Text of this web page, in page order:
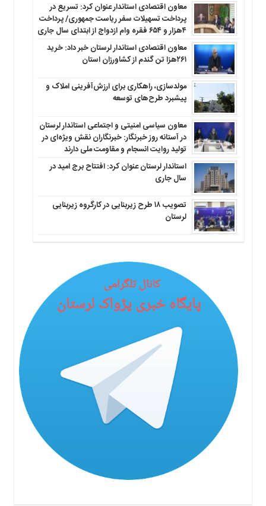
معاون اقتصادی استاندار عنوان کرد: تسریع در
پرداخت تسهیلات سفر ریاست جمهوری/ پرداخت
۴هزار و ۶۵۴ فقره وام ازدواج از ابتدای سال جاری
معاون اقتصادی استاندار لرستان خبر داد: خرید
۲۶۱هزا تن گندم از کشاورزان استان
مولدسازی، راهکاری برای ارزش‌آفرینی املاک و
پیشبرد طرح‌های توسعه
معاون سیاسی امنیتی و اجتماعی استاندار لرستان
در آستانه روز خبرنگار: خبرنگاران نقش ویژه‌ای در
تولید روایت انسجام و مقاومت ملی دارند
استاندار لرستان عنوان کرد: افتتاح برج امید در
سال جاری
تصویب ۱۸ طرح زیربنایی در کارگروه زیربنایی
لرستان